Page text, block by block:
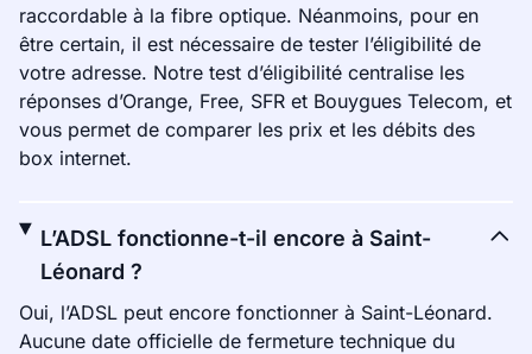
raccordable à la fibre optique. Néanmoins, pour en
être certain, il est nécessaire de tester l’éligibilité de
votre adresse. Notre test d’éligibilité centralise les
réponses d’Orange, Free, SFR et Bouygues Telecom, et
vous permet de comparer les prix et les débits des
box internet.
L’ADSL fonctionne-t-il encore à Saint-
Léonard ?
Oui, l’ADSL peut encore fonctionner à Saint-Léonard.
Aucune date officielle de fermeture technique du